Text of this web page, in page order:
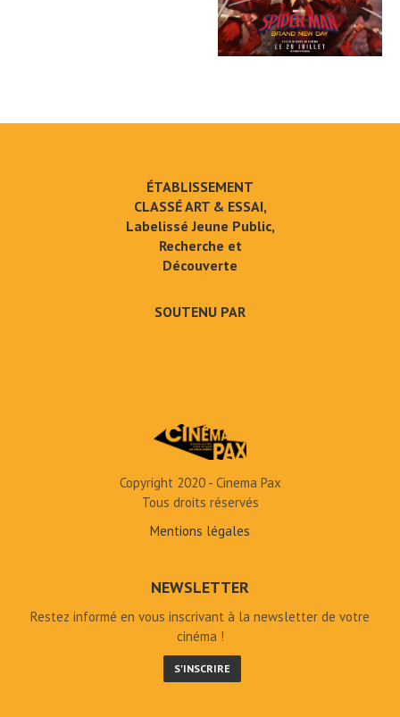
ÉTABLISSEMENT
CLASSÉ ART & ESSAI,
Labelissé Jeune Public,
Recherche et
Découverte
SOUTENU PAR
Copyright 2020 - Cinema Pax
Tous droits réservés
Mentions légales
NEWSLETTER
Restez informé en vous inscrivant à la newsletter de votre
cinéma !
S'INSCRIRE